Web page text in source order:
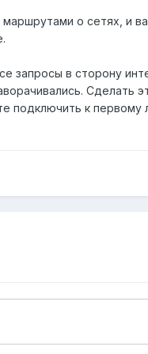
маршрутами о сетях, и
запросы в сторону
Сделать
подключить к первому